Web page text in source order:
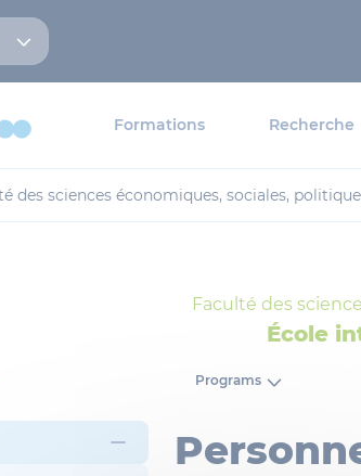
cookies
Formations Recherche
des sciences économiques, sociales,
Faculté des
École
Programs